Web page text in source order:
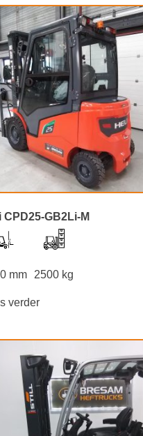
CPD25-GB2Li-M
mm 2500 kg
verder